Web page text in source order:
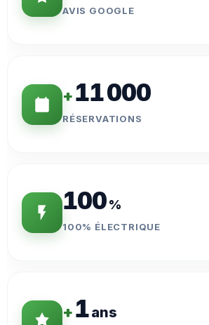
AVIS GOOGLE
+11 000
RÉSERVATIONS
100%
100% ÉLECTRIQUE
+1ans